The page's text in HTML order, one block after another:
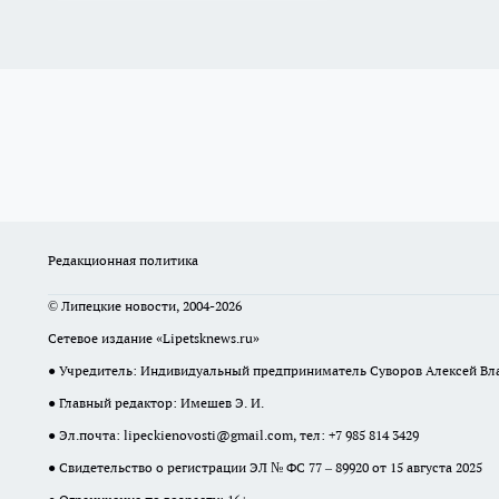
Редакционная политика
© Липецкие новости, 2004-2026
Сетевое издание «Lipetsknews.ru»
● Учредитель: Индивидуальный предприниматель Суворов Алексей
● Главный редактор: Имешев Э. И.
● Эл.почта: lipeckienovosti@gmail.com, тел: +7 985 814 3429
● Свидетельство о регистрации ЭЛ № ФС 77 – 89920 от 15 августа 2025